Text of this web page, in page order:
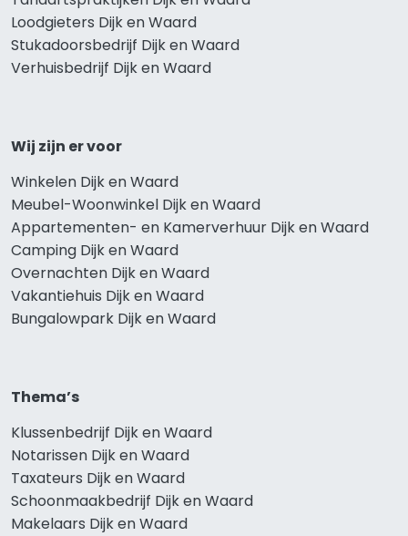
Loodgieters Dijk en Waard
Stukadoorsbedrijf Dijk en Waard
Verhuisbedrijf Dijk en Waard
Wij zijn er voor
Winkelen Dijk en Waard
Meubel-Woonwinkel Dijk en Waard
Appartementen- en Kamerverhuur Dijk en Waard
Camping Dijk en Waard
Overnachten Dijk en Waard
Vakantiehuis Dijk en Waard
Bungalowpark Dijk en Waard
Thema’s
Klussenbedrijf Dijk en Waard
Notarissen Dijk en Waard
Taxateurs Dijk en Waard
Schoonmaakbedrijf Dijk en Waard
Makelaars Dijk en Waard